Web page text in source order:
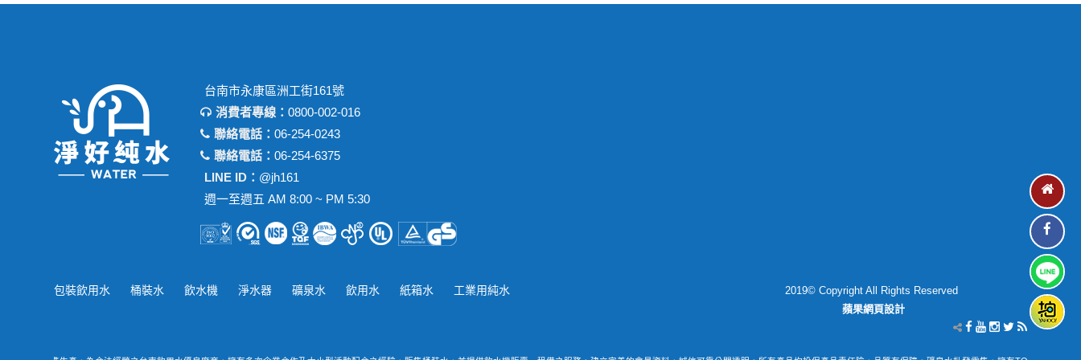
台南市永康區洲工街161號
消費者專線： 0800-002-016
聯絡電話： 06-254-0243
聯絡電話： 06-254-6375
LINE ID： @jh161
週一至週五 AM 8:00 ~ PM 5:30
包裝飲用水 桶裝水 飲水機 淨水器 礦泉水 飲用水 紙箱水 工業用純水
2019© Copyright All Rights Reserved
蘋果網頁設計